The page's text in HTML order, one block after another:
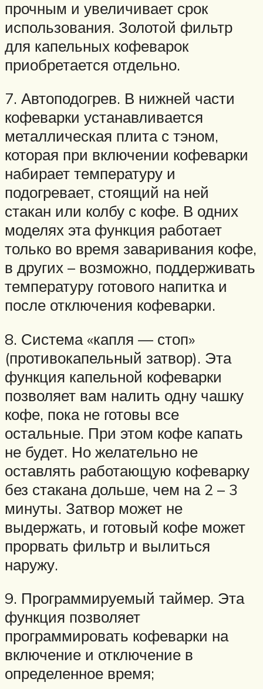
прочным и увеличивает срок
использования. Золотой фильтр
для капельных кофеварок
приобретается отдельно.
7. Автоподогрев. В нижней части
кофеварки устанавливается
металлическая плита с тэном,
которая при включении кофеварки
набирает температуру и
подогревает, стоящий на ней
стакан или колбу с кофе. В одних
моделях эта функция работает
только во время заваривания кофе,
в других – возможно, поддерживать
температуру готового напитка и
после отключения кофеварки.
8. Система «капля — стоп»
(противокапельный затвор). Эта
функция капельной кофеварки
позволяет вам налить одну чашку
кофе, пока не готовы все
остальные. При этом кофе капать
не будет. Но желательно не
оставлять работающую кофеварку
без стакана дольше, чем на 2 – 3
минуты. Затвор может не
выдержать, и готовый кофе может
прорвать фильтр и вылиться
наружу.
9. Программируемый таймер. Эта
функция позволяет
программировать кофеварки на
включение и отключение в
определенное время;